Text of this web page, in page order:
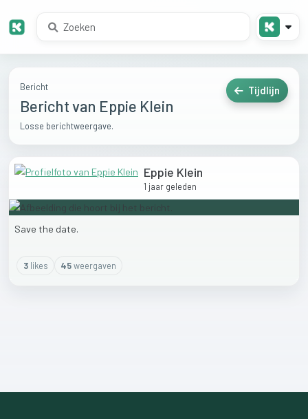
Bericht
Bericht van Eppie Klein
Losse berichtweergave.
Tijdlijn
Eppie Klein
1 jaar geleden
Save the date.
3likes 45weergaven